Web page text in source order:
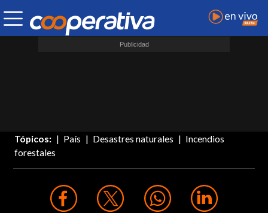
Tópicos: País Desastres naturales
Incendios
forestales